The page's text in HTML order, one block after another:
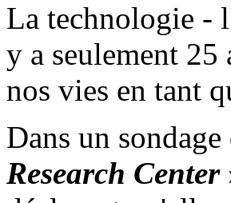
La technologie -
y a seulement 25
nos vies en tant
Dans un
Research Center